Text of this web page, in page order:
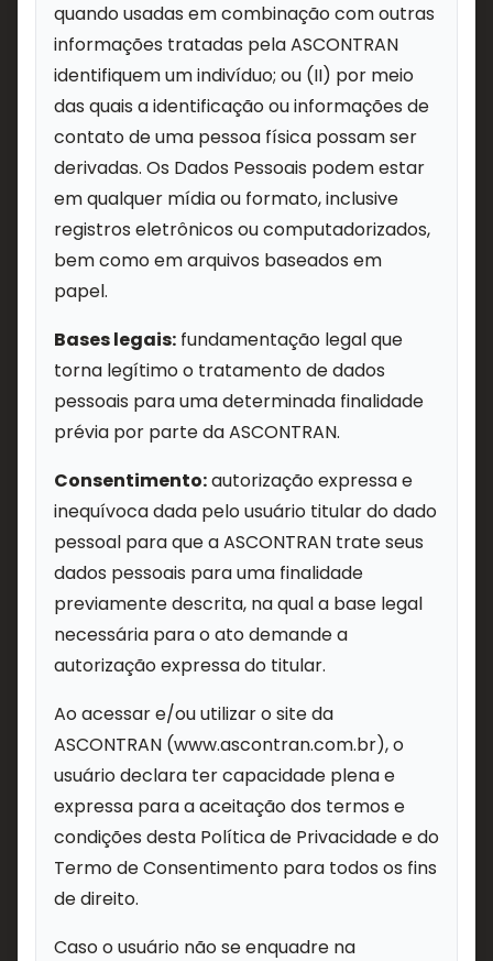
quando usadas em combinação com outras
informações tratadas pela ASCONTRAN
identifiquem um indivíduo; ou (II) por meio
das quais a identificação ou informações de
contato de uma pessoa física possam ser
derivadas. Os Dados Pessoais podem estar
em qualquer mídia ou formato, inclusive
registros eletrônicos ou computadorizados,
bem como em arquivos baseados em
papel.
Bases legais: fundamentação legal que
torna legítimo o tratamento de dados
pessoais para uma determinada finalidade
prévia por parte da ASCONTRAN.
Consentimento:autorização expressa e
inequívoca dada pelo usuário titular do dado
pessoal para que a ASCONTRAN trate seus
dados pessoais para uma finalidade
previamente descrita, na qual a base legal
necessária para o ato demande a
autorização expressa do titular.
Ao acessar e/ou utilizar o site da
ASCONTRAN (www.ascontran.com.br), o
usuário declara ter capacidade plena e
expressa para a aceitação dos termos e
condições desta Política de Privacidade e do
Termo de Consentimento para todos os fins
de direito.
Caso o usuário não se enquadre na